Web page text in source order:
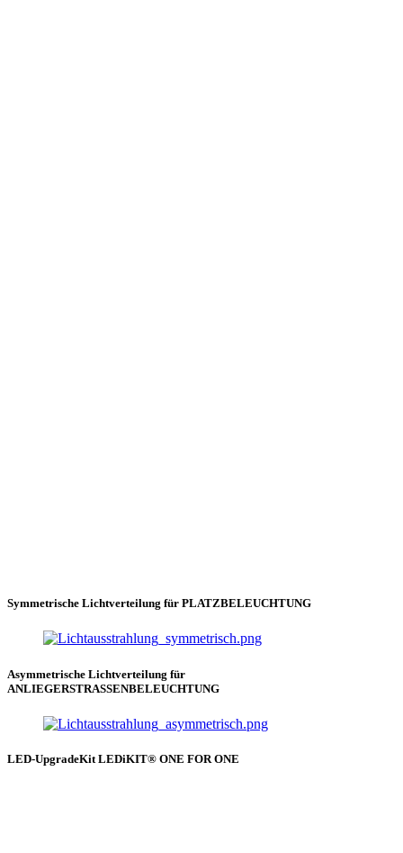
Symmetrische Lichtverteilung für PLATZBELEUCHTUNG
Asymmetrische Lichtverteilung für
ANLIEGERSTRASSENBELEUCHTUNG
LED-UpgradeKit LEDiKIT® ONE FOR ONE